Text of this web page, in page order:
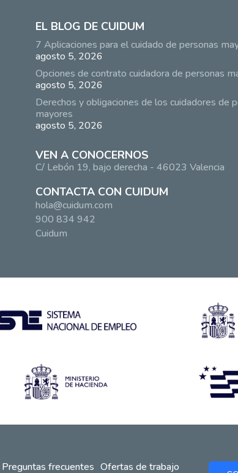
EL BLOG DE CUIDUM
7 Aplicaciones para el cuidado de personas
agosto 5, 2026
Opciones de contrato cuidadora de personas
agosto 5, 2026
Derechos y obligaciones de los cuidadores de
mayores
agosto 5, 2026
VEN A CONOCERNOS
C/ Lebón 19, bajo derecha - 46023 Valencia
CONTACTA CON CUIDUM
hola@cuidum.com
900 834 942
Cuidum
Preguntas frecuentes Ofertas de trabajo